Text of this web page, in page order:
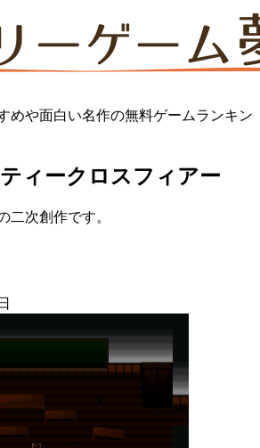
めや面白い名作の無料ゲームランキン
ィークロスフィアー
二次創作です。